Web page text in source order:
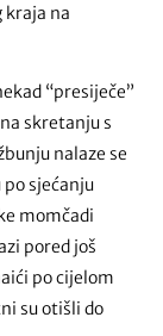
kraja na
“presiječe”
skretanju s
nalaze se
sjećanju
momčadi
pored još
po cijelom
su otišli do